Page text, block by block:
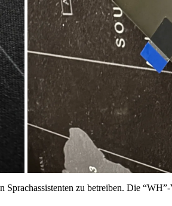
zu betreiben. Die